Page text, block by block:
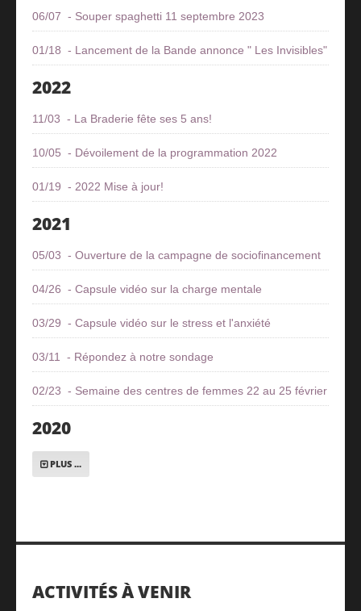
06/07 - Souper spaghetti 11 septembre 2023
01/18 - Lancement de la Bande annonce " Les Invisibles"
2022
11/03 - La Braderie fête ses 5 ans!
10/05 - Dévoilement de la programmation 2022
01/19 - 2022 Mise à jour!
2021
05/03 - Ouverture de la campagne de sociofinancement
04/26 - Capsule vidéo sur la charge mentale
03/29 - Capsule vidéo sur le stress et l'anxiété
03/11 - Répondez à notre sondage
02/23 - Semaine des centres de femmes 22 au 25 février
2020
PLUS ...
02/18 - Les Monologues du vagin
ACTIVITÉS À VENIR